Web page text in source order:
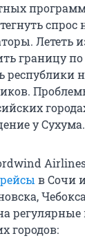
спрос
Лететь
границу
республики
у Сухума.
в Сочи
городов: